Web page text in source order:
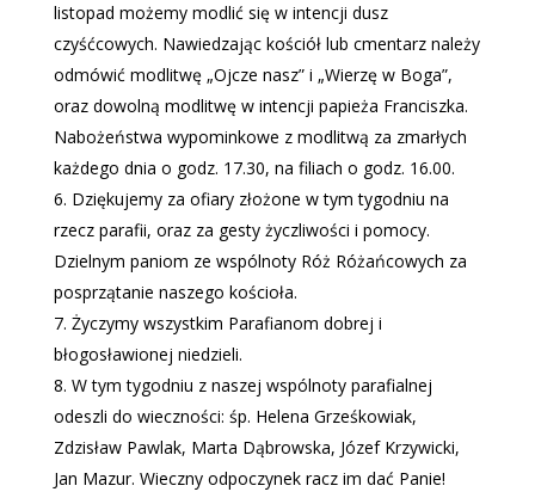
listopad możemy modlić się w intencji dusz
czyśćcowych. Nawiedzając kościół lub cmentarz należy
odmówić modlitwę „Ojcze nasz” i „Wierzę w Boga”,
oraz dowolną modlitwę w intencji papieża Franciszka.
Nabożeństwa wypominkowe z modlitwą za zmarłych
każdego dnia o godz. 17.30, na filiach o godz. 16.00.
Dziękujemy za ofiary złożone w tym tygodniu na
rzecz parafii, oraz za gesty życzliwości i pomocy.
Dzielnym paniom ze wspólnoty Róż Różańcowych za
posprzątanie naszego kościoła.
Życzymy wszystkim Parafianom dobrej i
błogosławionej niedzieli.
W tym tygodniu z naszej wspólnoty parafialnej
odeszli do wieczności: śp. Helena Grześkowiak,
Zdzisław Pawlak, Marta Dąbrowska, Józef Krzywicki,
Jan Mazur. Wieczny odpoczynek racz im dać Panie!